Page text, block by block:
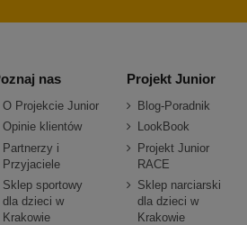
nas
O Projekcie Junior
Opinie klientów
Partnerzy i
Przyjaciele
Sklep sportowy
dla dzieci w
Krakowie
Projekt Junior
Blog-Poradnik
LookBook
Projekt Junior
RACE
Sklep narciarski
dla dzieci w
Krakowie